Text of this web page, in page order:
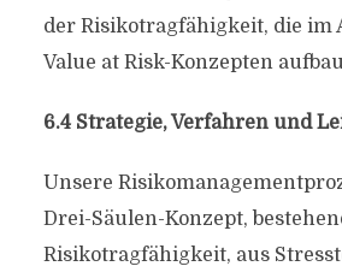
der Risikotragfähigkeit, die im
Value at Risk-Konzepten
6.4 Strategie, Verfahren und
Unsere
Drei-Säulen-Konzept,
Risikotragfähigkeit, aus